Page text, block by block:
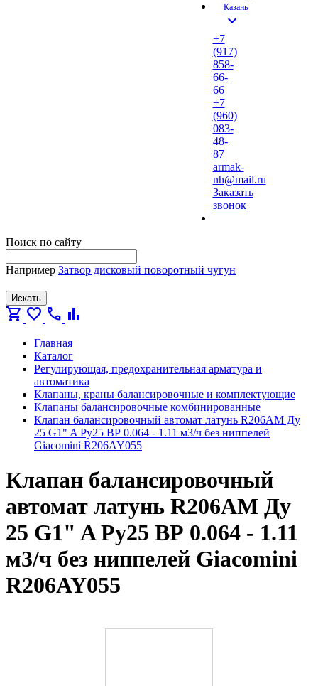
Казань
expand_more
+7
(917)
858-
66-
66
+7
(960)
083-
48-
87
armak-
nh@mail.ru
Заказать
звонок
Поиск по сайту
Например Затвор дисковый поворотный чугун
Искать
shopping_cart favorite call bar_chart
Главная
Каталог
Регулирующая, предохранительная арматура и
автоматика
Клапаны, краны балансировочные и комплектующие
Клапаны балансировочные комбинированные
Клапан балансировочный автомат латунь R206AM Ду
25 G1" A Ру25 ВР 0.064 - 1.11 м3/ч без ниппелей
Giacomini R206AY055
Клапан балансировочный
автомат латунь R206AM Ду
25 G1" A Ру25 ВР 0.064 - 1.11
м3/ч без ниппелей Giacomini
R206AY055